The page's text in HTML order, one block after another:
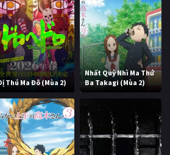
Thú Ma Đô (Mùa 2)
Nhất Quỷ Nhì Ma Thứ
Ba Takagi (Mùa 2)